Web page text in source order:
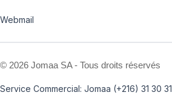
Webmail
© 2026 Jomaa SA - Tous droits réservés
Service Commercial: Jomaa (+216) 31 30